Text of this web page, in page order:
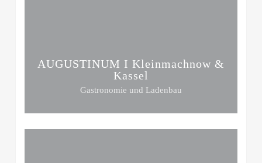
AUGUSTINUM I Kleinmachnow &
Kassel
Gastronomie und Ladenbau